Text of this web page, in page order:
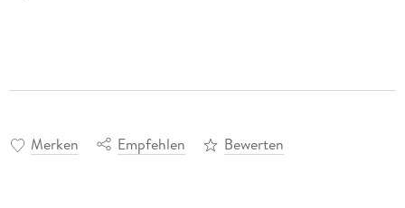
Merken Empfehlen Bewerten